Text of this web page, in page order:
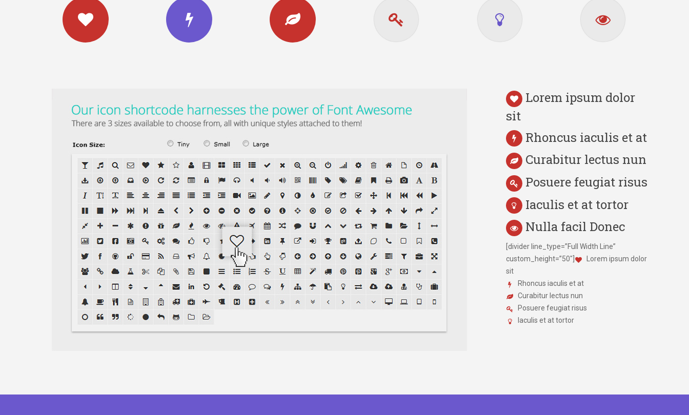
Lorem ipsum dolor
sit
Rhoncus iaculis et at
Curabitur lectus nun
Posuere feugiat risus
Iaculis et at tortor
Nulla facil Donec
[divider line_type=”Full Width Line”
custom_height=”50″]
Lorem ipsum dolor
sit
Rhoncus iaculis et at
Curabitur lectus nun
Posuere feugiat risus
Iaculis et at tortor